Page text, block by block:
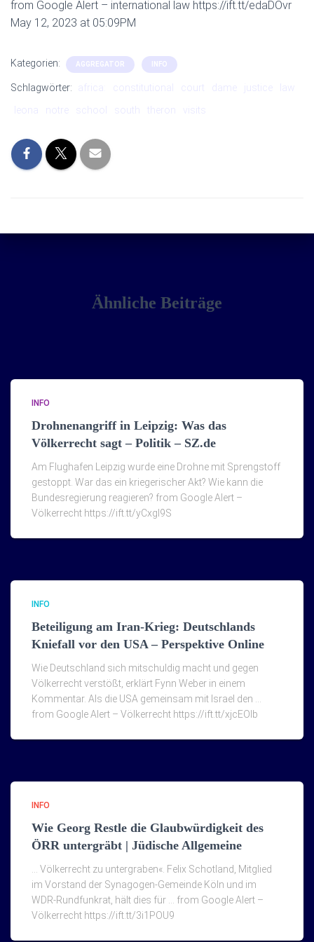
from Google Alert – international law https://ift.tt/edaDOvr
May 12, 2023 at 05:09PM
Kategorien: AGGREGATOR INFO
Schlagwörter: africa: constitutional court dame justice
law
leona
notre south theron visits
Ähnliche Beiträge
INFO
Drohnenangriff in Leipzig: Was das
Völkerrecht sagt – Politik – SZ.de
Am Flughafen Leipzig wurde eine Drohne mit Sprengstoff
gestoppt. War das ein kriegerischer Akt? Wie kann die
Bundesregierung reagieren? from Google Alert –
Völkerrecht https://ift.tt/yCxgI9S
INFO
Beteiligung am Iran-Krieg: Deutschlands
Kniefall vor den USA – Perspektive Online
Wie Deutschland sich mitschuldig macht und gegen
Völkerrecht verstößt, erklärt Fynn Weber in einem
Kommentar. Als die USA gemeinsam mit Israel den …
from Google Alert – Völkerrecht https://ift.tt/xjcEOIb
INFO
Wie Georg Restle die Glaubwürdigkeit des
ÖRR untergräbt | Jüdische Allgemeine
… Völkerrecht zu untergraben«. Felix Schotland, Mitglied
im Vorstand der Synagogen-Gemeinde Köln und im
WDR-Rundfunkrat, hält dies für … from Google Alert –
Völkerrecht https://ift.tt/3i1POU9